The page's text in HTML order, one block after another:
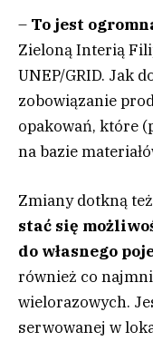
– To jest
Zieloną Interią
UNEP/GRID. Jak
zobowiązanie
opakowań, które
na bazie
Zmiany dotkną
stać się
do własnego
również co
wielorazowych.
serwowanej w